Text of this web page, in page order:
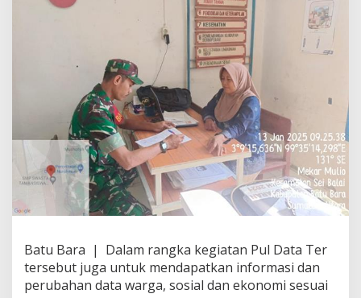
e
l
K
o
r
a
m
i
l
0
5
T
K
o
Batu Bara | Dalam rangka kegiatan Pul Data Ter
tersebut juga untuk mendapatkan informasi dan
perubahan data warga, sosial dan ekonomi sesuai